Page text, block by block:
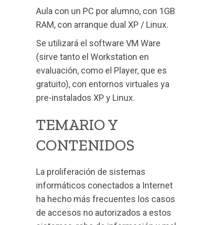
Aula con un PC por alumno, con 1GB
RAM, con arranque dual XP / Linux.
Se utilizará el software VM Ware
(sirve tanto el Workstation en
evaluación, como el Player, que es
gratuito), con entornos virtuales ya
pre-instalados XP y Linux.
TEMARIO Y
CONTENIDOS
La proliferación de sistemas
informáticos conectados a Internet
ha hecho más frecuentes los casos
de accesos no autorizados a estos